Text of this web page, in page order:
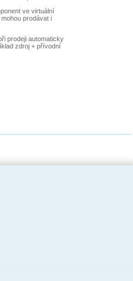
ve virtuální
prodávat i
prodeji automaticky
zdroj + přívodní